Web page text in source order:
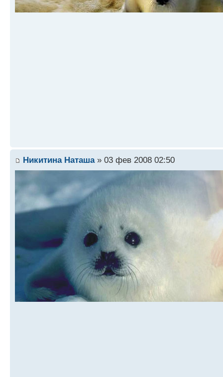
Никитина Наташа» 03 фев 2008 02:50